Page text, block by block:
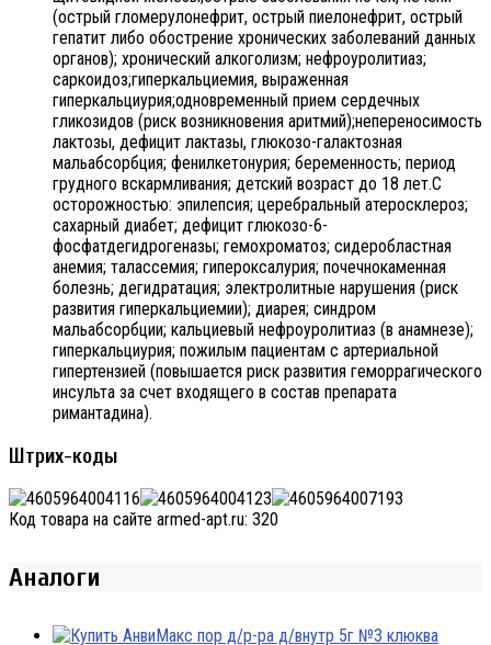
(острый гломерулонефрит, острый пиелонефрит, острый
гепатит либо обострение хронических заболеваний данных
органов); хронический алкоголизм; нефроуролитиаз;
саркоидоз;гиперкальциемия, выраженная
гиперкальциурия;одновременный прием сердечных
гликозидов (риск возникновения аритмий);непереносимость
лактозы, дефицит лактазы, глюкозо-галактозная
мальабсорбция; фенилкетонурия; беременность; период
грудного вскармливания; детский возраст до 18 лет.С
осторожностью: эпилепсия; церебральный атеросклероз;
сахарный диабет; дефицит глюкозо-6-
фосфатдегидрогеназы; гемохроматоз; сидеробластная
анемия; талассемия; гипероксалурия; почечнокаменная
болезнь; дегидратация; электролитные нарушения (риск
развития гиперкальциемии); диарея; синдром
мальабсорбции; кальциевый нефроуролитиаз (в анамнезе);
гиперкальциурия; пожилым пациентам с артериальной
гипертензией (повышается риск развития геморрагического
инсульта за счет входящего в состав препарата
римантадина).
Штрих-коды
Код товара на сайте armed-apt.ru: 320
Аналоги